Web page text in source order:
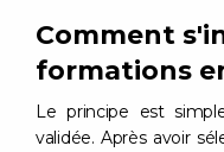
Comment
formations
Le principe est
validée. Après avoir